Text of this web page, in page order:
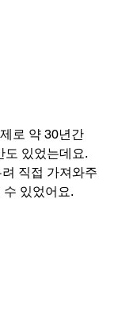
로 약 30년간
도 있었는데요.
직접 가져와주
있었어요.